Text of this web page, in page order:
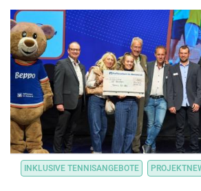
INKLUSIVE TENNISANGEBOTE